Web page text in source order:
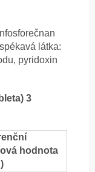
látka:
pyridoxin
3
hodnota